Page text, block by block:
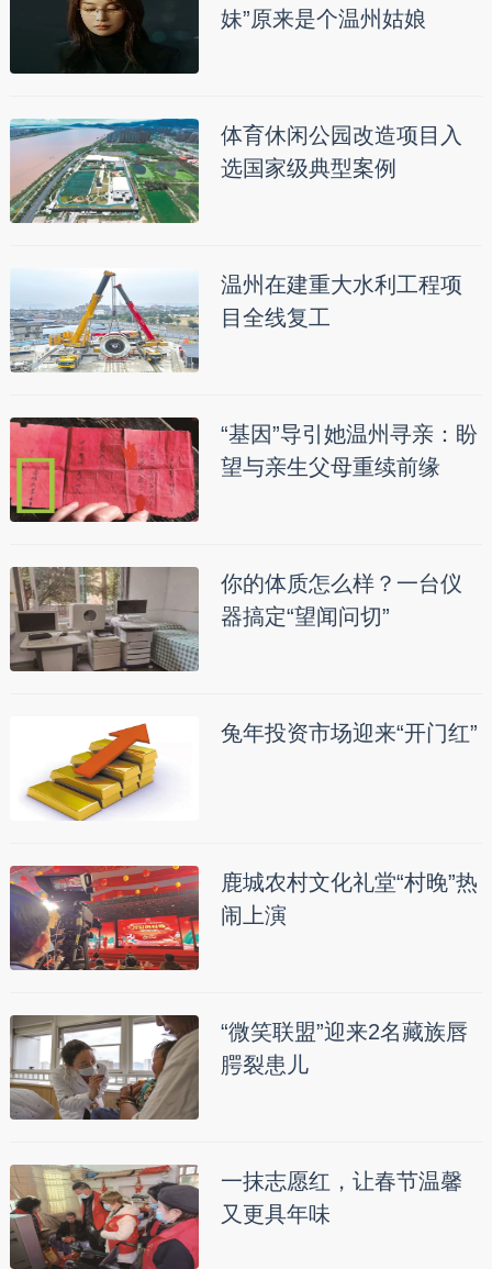
妹”原来是个温州姑娘
体育休闲公园改造项目入
选国家级典型案例
温州在建重大水利工程项
目全线复工
“基因”导引她温州寻亲：盼
望与亲生父母重续前缘
你的体质怎么样？一台仪
器搞定“望闻问切”
兔年投资市场迎来“开门红”
鹿城农村文化礼堂“村晚”热
闹上演
“微笑联盟”迎来2名藏族唇
腭裂患儿
一抹志愿红，让春节温馨
又更具年味